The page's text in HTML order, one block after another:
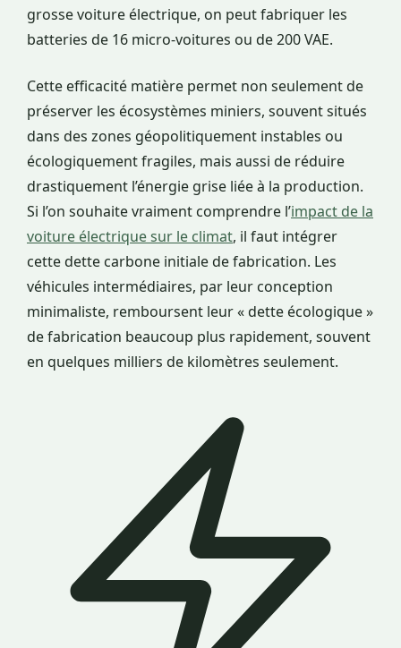
grosse voiture électrique, on peut fabriquer les
batteries de 16 micro-voitures ou de 200 VAE.
Cette efficacité matière permet non seulement de
préserver les écosystèmes miniers, souvent situés
dans des zones géopolitiquement instables ou
écologiquement fragiles, mais aussi de réduire
drastiquement l’énergie grise liée à la production.
Si l’on souhaite vraiment comprendre l’impact de la
voiture électrique sur le climat, il faut intégrer
cette dette carbone initiale de fabrication. Les
véhicules intermédiaires, par leur conception
minimaliste, remboursent leur « dette écologique »
de fabrication beaucoup plus rapidement, souvent
en quelques milliers de kilomètres seulement.